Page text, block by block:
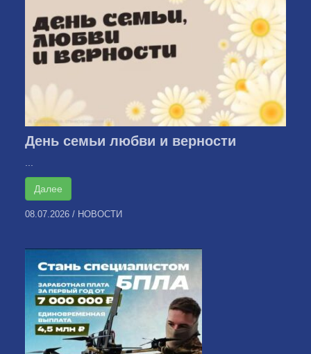
День семьи любви и верности
Далее
08.07.2026 / НОВОСТИ